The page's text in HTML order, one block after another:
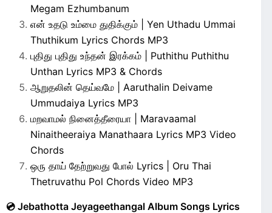
Megam Ezhumbanum
என் உதடு உம்மை துதிக்கும் | Yen Uthadu Ummai
Thuthikum Lyrics Chords MP3
புதிது புதிது உந்தன் இரக்கம் | Puthithu Puthithu
Unthan Lyrics MP3 & Chords
ஆறுதலின் தெய்வமே | Aaruthalin Deivame
Ummudaiya Lyrics MP3
மறவாமல் நினைத்தீரையா | Maravaamal
Ninaitheeraiya Manathaara Lyrics MP3 Video
Chords
ஒரு தாய் தேற்றுவது போல் Lyrics | Oru Thai
Thetruvathu Pol Chords Video MP3
💿 Jebathotta Jeyageethangal Album Songs Lyrics